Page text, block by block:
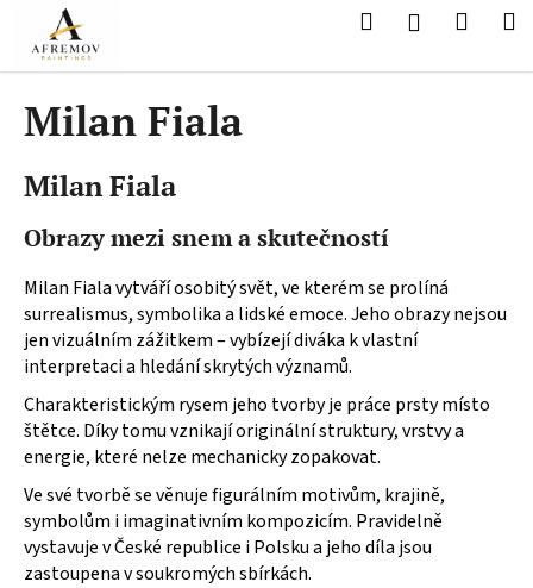
obsah
HledatPřihlášení
košík
Milan Fiala
Milan Fiala
Obrazy mezi snem a skutečností
Milan Fiala vytváří osobitý svět, ve kterém se prolíná
surrealismus, symbolika a lidské emoce. Jeho obrazy nejsou
jen vizuálním zážitkem – vybízejí diváka k vlastní
interpretaci a hledání skrytých významů.
Charakteristickým rysem jeho tvorby je práce prsty místo
štětce. Díky tomu vznikají originální struktury, vrstvy a
energie, které nelze mechanicky zopakovat.
Ve své tvorbě se věnuje figurálním motivům, krajině,
symbolům i imaginativním kompozicím. Pravidelně
vystavuje v České republice i Polsku a jeho díla jsou
zastoupena v soukromých sbírkách.
š
Zpět
Zpět
C
p
o
t
ř
e
b
u
j
e
t
e
n
a